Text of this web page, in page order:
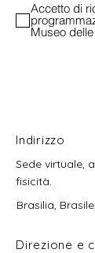
Accetto di
Museo
Indirizzo
Sede virtuale,
fisicità.
Brasilia,
Direzione e